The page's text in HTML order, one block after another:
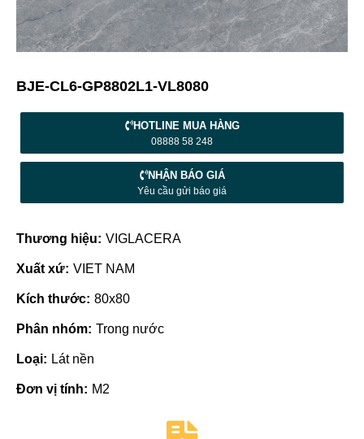
BJE-CL6-GP8802L1-VL8080
HOTLINE MUA HÀNG
08888 58 248
NHẬN BÁO GIÁ
Yêu cầu gửi báo giá
Thương hiệu: VIGLACERA
Xuất xứ: VIET NAM
Kích thước: 80x80
Phân nhóm: Trong nước
Loại: Lát nền
Đơn vị tính: M2